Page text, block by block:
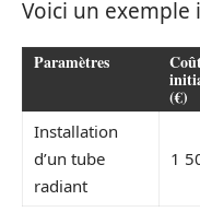
Voici un
Paramètres
(€)
Installation
d’un tube
radiant
1